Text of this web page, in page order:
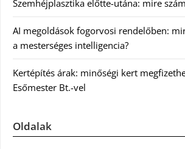
Szemhéjplasztika előtte-utána: mire
AI megoldások fogorvosi rendelőben:
a mesterséges intelligencia?
Kertépítés árak: minőségi kert
Esőmester Bt.-vel
Oldalak